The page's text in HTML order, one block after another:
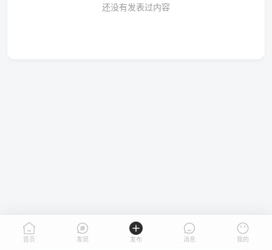
还没有发表过内容
首页 发现 发布 消息 我的